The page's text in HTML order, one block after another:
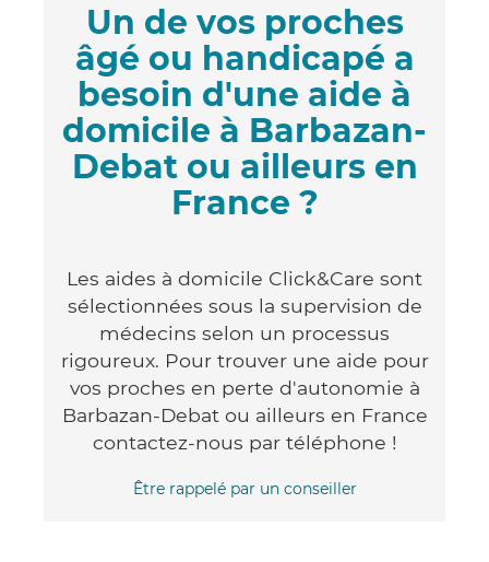
Un de vos proches
âgé ou handicapé a
besoin d'une aide à
domicile à Barbazan-
Debat ou ailleurs en
France ?
Les aides à domicile Click&Care sont
sélectionnées sous la supervision de
médecins selon un processus
rigoureux. Pour trouver une aide pour
vos proches en perte d'autonomie à
Barbazan-Debat ou ailleurs en France
contactez-nous par téléphone !
Être rappelé par un conseiller